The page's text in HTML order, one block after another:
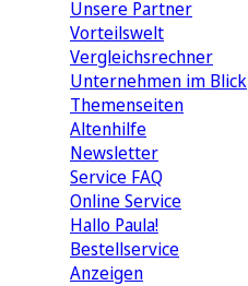
Unsere Partner
Vorteilswelt
Vergleichsrechner
Unternehmen im Blick
Themenseiten
Altenhilfe
Newsletter
Service FAQ
Online Service
Hallo Paula!
Bestellservice
Anzeigen